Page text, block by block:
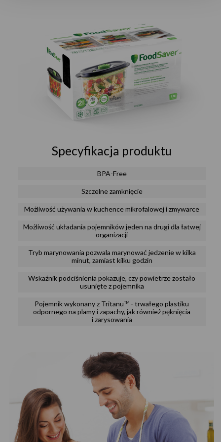
Specyfikacja produktu
BPA-Free
Szczelne zamknięcie
Możliwość używania w kuchence mikrofalowej i zmywarce
Możliwość układania pojemników jeden na drugi dla łatwej
organizacji
Tryb marynowania pozwala marynować jedzenie w kilka
minut, zamiast kilku godzin
Wskaźnik podciśnienia pokazuje, czy powietrze zostało
usunięte z pojemnika
Pojemnik wykonany z TritanuTM
- trwałego plastiku
odpornego na plamy i zapachy, jak również pęknięcia
i zarysowania